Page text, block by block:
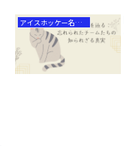
アイスホッケー名選手